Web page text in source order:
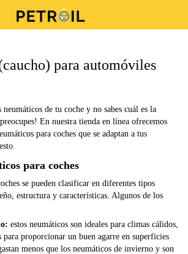
para automóviles
neumáticos de tu coche y no sabes cuál es la
En nuestra tienda en línea ofrecemos
para coches que se adaptan a tus
para coches
se pueden clasificar en diferentes tipos
estructura y características. Algunos de los
estos neumáticos son ideales para climas cálidos,
para proporcionar un buen agarre en superficies
menos que los neumáticos de invierno y son